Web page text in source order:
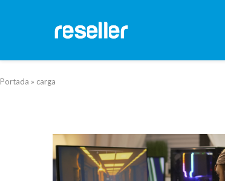
Portada » carga